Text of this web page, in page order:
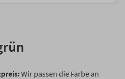
Wir passen die Farbe an